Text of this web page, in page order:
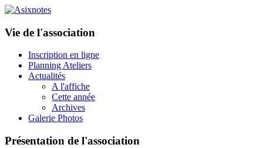
Vie de l'association
Inscription en ligne
Planning Ateliers
Actualités
A l'affiche
Cette année
Archives
Galerie Photos
Présentation de l'association